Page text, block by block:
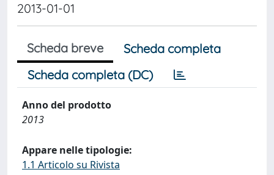
2013-01-01
Scheda breve
Scheda completa
Scheda completa (DC)
Anno del prodotto
2013
Appare nelle tipologie:
1.1 Articolo su Rivista